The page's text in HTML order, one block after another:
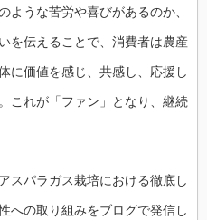
ような苦労や喜びがあるのか、
を伝えることで、消費者は農産
に価値を感じ、共感し、応援し
これが「ファン」となり、継続
スパラガス栽培における徹底し
への取り組みをブログで発信し